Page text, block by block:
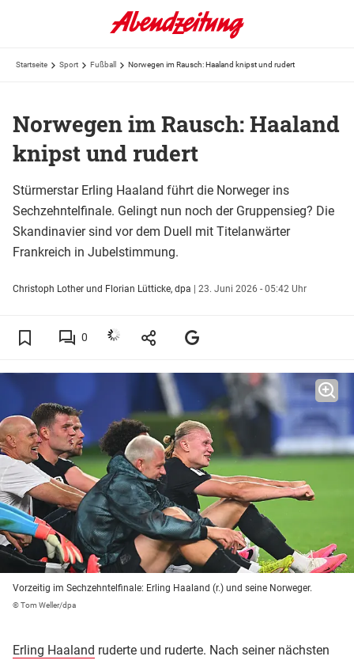
Startseite Sport Fußball Norwegen im Rausch: Haaland knipst und rudert
Norwegen im Rausch: Haaland
knipst und rudert
Stürmerstar Erling Haaland führt die Norweger ins
Sechzehntelfinale. Gelingt nun noch der Gruppensieg? Die
Skandinavier sind vor dem Duell mit Titelanwärter
Frankreich in Jubelstimmung.
Christoph Lother und Florian Lütticke, dpa | 23. Juni 2026 - 05:42 Uhr
0
Vorzeitig im Sechzehntelfinale: Erling Haaland (r.) und seine Norweger.
© Tom Weller/dpa
Erling Haaland ruderte und ruderte. Nach seiner nächsten